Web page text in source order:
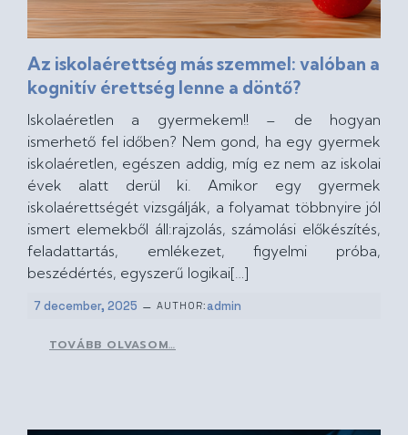
Az iskolaérettség más szemmel: valóban a
kognitív érettség lenne a döntő?
Iskolaéretlen a gyermekem!! – de hogyan
ismerhető fel időben? Nem gond, ha egy gyermek
iskolaéretlen, egészen addig, míg ez nem az iskolai
évek alatt derül ki. Amikor egy gyermek
iskolaérettségét vizsgálják, a folyamat többnyire jól
ismert elemekből áll:rajzolás, számolási előkészítés,
feladattartás, emlékezet, figyelmi próba,
beszédértés, egyszerű logikai[…]
7 december, 2025 – AUTHOR:admin
TOVÁBB OLVASOM…